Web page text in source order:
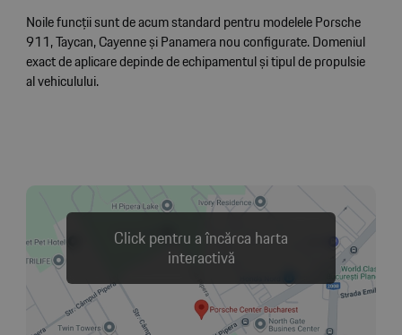
Noile funcții sunt de acum standard pentru modelele Porsche
911, Taycan, Cayenne și Panamera nou configurate. Domeniul
exact de aplicare depinde de echipamentul și tipul de propulsie
al vehiculului.
Click pentru a încărca harta
interactivă